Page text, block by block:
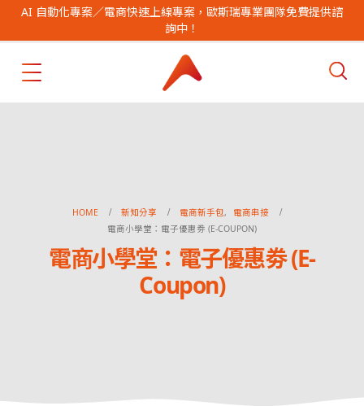
AI 自動化專案／電商快速上線專案，歐斯瑞專業團隊免費提供諮
詢中！
HOME 新知分享 電商新手包,
電商串接
電商小學堂：電子優惠劵 (E-COUPON)
電商小學堂：電子優惠劵 (E-
Coupon)